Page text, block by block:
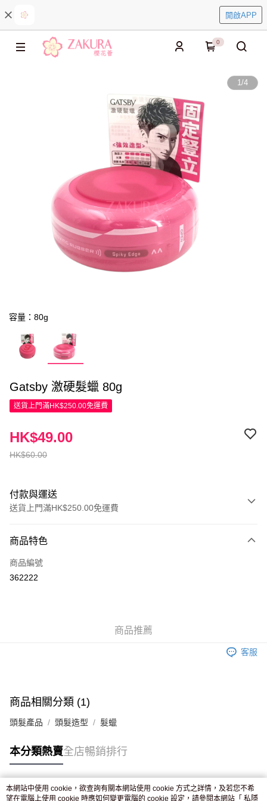
開啟APP
0
1/4
容量：80g
Gatsby 激硬髮蠟 80g
送貨上門滿HK$250.00免運費
HK$60.00
HK$49.00
付款與運送
送貨上門滿HK$250.00免運費
信用卡
Apple Pay
付款後門市自取，訂單確認後2-4個工作天到店，7天內取。逾期後
商品特色
商品編號
362222
商品推薦
客服
商品相關分類 (1)
頭髮產品 頭髮造型 髮蠟
本分類熱賣全店暢銷排行
熱門標籤
本網站中使用 cookie，欲查詢有關本網站使用 cookie 方式之詳情，及若您不希
望在電腦上使用 cookie 時應如何變更電腦的 cookie 設定，請參閱本網站「 私隱